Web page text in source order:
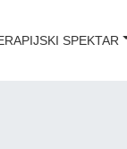
SPEKTAR